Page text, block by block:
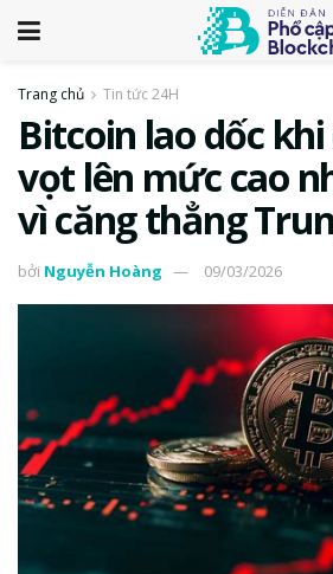
Trang chủ Tin tức 24H
Bitcoin lao dốc
vọt lên mức cao
vì căng thẳng
bởi Nguyễn Hoàng 09/03/2026